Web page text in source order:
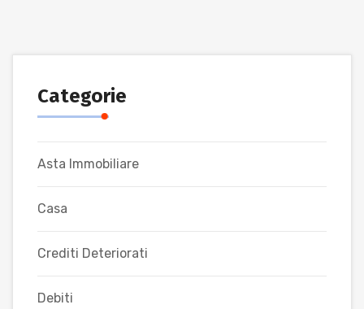
Categorie
Asta Immobiliare
Casa
Crediti Deteriorati
Debiti